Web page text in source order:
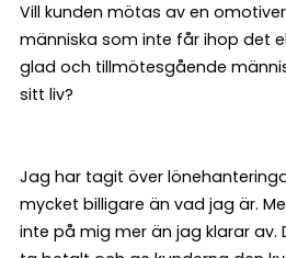
Vill kunden mötas av en
människa som inte får ihop det
glad och tillmötesgående
sitt liv?
Jag har tagit över
mycket billigare än vad jag är.
inte på mig mer än jag klarar